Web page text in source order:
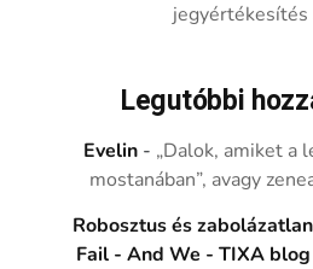
Legutóbbi
Evelin - „Dalok, amiket a
mostanában”, avagy
Robosztus és
Fail - And We - TIXA blog